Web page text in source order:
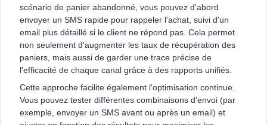
scénario de panier abandonné, vous pouvez d'abord
envoyer un SMS rapide pour rappeler l'achat, suivi d'un
email plus détaillé si le client ne répond pas. Cela permet
non seulement d'augmenter les taux de récupération des
paniers, mais aussi de garder une trace précise de
l'efficacité de chaque canal grâce à des rapports unifiés.
Cette approche facilite également l'optimisation continue.
Vous pouvez tester différentes combinaisons d'envoi (par
exemple, envoyer un SMS avant ou après un email) et